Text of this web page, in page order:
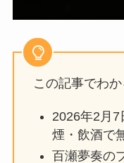
この記事でわか
2026年2月7
煙・飲酒で
百瀬夢奏の